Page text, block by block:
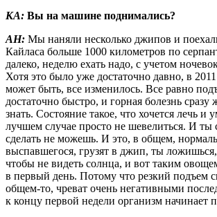
КА: Вы на машине поднимались?
АН: Мы наняли несколько джипов и
Кайласа больше 1000 километров по
далеко, неделю ехать надо, с учетом
Хотя это было уже достаточно давно, в
может быть, все изменилось. Все равно
достаточно быстро, и горная болезнь сразу
знать. Состояние такое, что хочется лечь и
лучшем случае просто не шевелиться. И ты
сделать не можешь. И это, в общем,
выспавшегося, грузят в джип, ты
чтобы не видеть солнца, и вот таким
в первый день. Потому что резкий подъем
общем-то, чреват очень негативными
к концу первой недели организм начинает